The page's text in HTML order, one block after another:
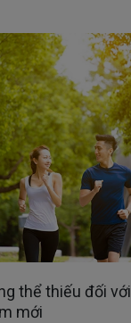
thể thiếu đối
mới